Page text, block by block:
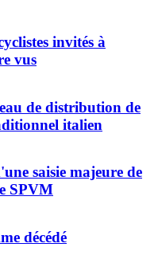
invités à
vus
de distribution de
italien
saisie majeure de
SPVM
décédé